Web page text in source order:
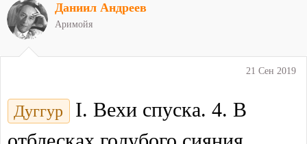
21 Сен 2019
Дуггур
I. Вехи спуска. 4. В
Даниил Андреев
Аримойя